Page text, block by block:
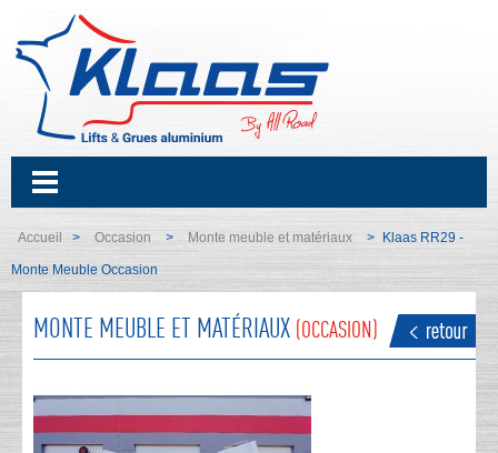
Accueil > Occasion > Monte meuble et matériaux > Klaas RR29 -
Monte Meuble Occasion
MONTE MEUBLE ET MATÉRIAUX (OCCASION)